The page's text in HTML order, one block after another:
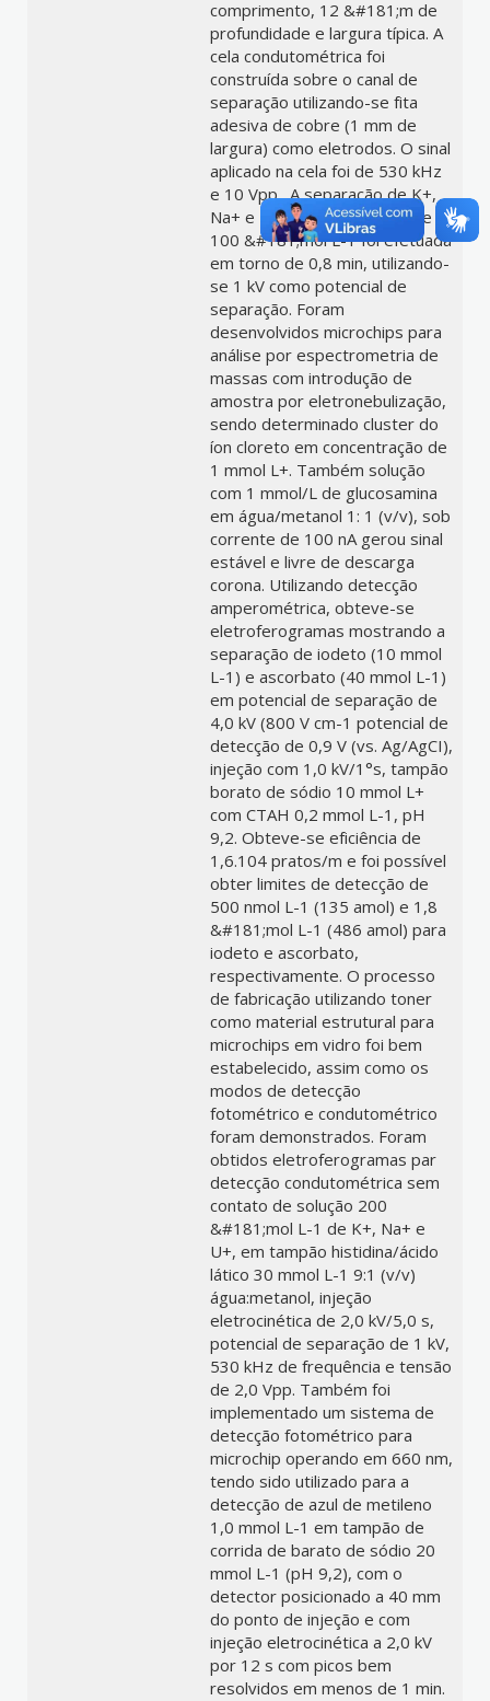
comprimento, 12 &#181;m de
profundidade e largura típica. A
cela condutométrica foi
construída sobre o canal de
separação utilizando-se fita
adesiva de cobre (1 mm de
largura) como eletrodos. O sinal
aplicado na cela foi de 530 kHz
e 10 Vpp . A separação de K+,
Na+ e Li+ na concentração de
100 &#181;mol L-1 foi efetuada
em torno de 0,8 min, utilizando-
se 1 kV como potencial de
separação. Foram
desenvolvidos microchips para
análise por espectrometria de
massas com introdução de
amostra por eletronebulização,
sendo determinado cluster do
íon cloreto em concentração de
1 mmol L+. Também solução
com 1 mmol/L de glucosamina
em água/metanol 1: 1 (v/v), sob
corrente de 100 nA gerou sinal
estável e livre de descarga
corona. Utilizando detecção
amperométrica, obteve-se
eletroferogramas mostrando a
separação de iodeto (10 mmol
L-1) e ascorbato (40 mmol L-1)
em potencial de separação de
4,0 kV (800 V cm-1 potencial de
detecção de 0,9 V (vs. Ag/AgCI),
injeção com 1,0 kV/1°s, tampão
borato de sódio 10 mmol L+
com CTAH 0,2 mmol L-1, pH
9,2. Obteve-se eficiência de
1,6.104 pratos/m e foi possível
obter limites de detecção de
500 nmol L-1 (135 amol) e 1,8
&#181;mol L-1 (486 amol) para
iodeto e ascorbato,
respectivamente. O processo
de fabricação utilizando toner
como material estrutural para
microchips em vidro foi bem
estabelecido, assim como os
modos de detecção
fotométrico e condutométrico
foram demonstrados. Foram
obtidos eletroferogramas par
detecção condutométrica sem
contato de solução 200
&#181;mol L-1 de K+, Na+ e
U+, em tampão histidina/ácido
lático 30 mmol L-1 9:1 (v/v)
água:metanol, injeção
eletrocinética de 2,0 kV/5,0 s,
potencial de separação de 1 kV,
530 kHz de frequência e tensão
de 2,0 Vpp. Também foi
implementado um sistema de
detecção fotométrico para
microchip operando em 660 nm,
tendo sido utilizado para a
detecção de azul de metileno
1,0 mmol L-1 em tampão de
corrida de barato de sódio 20
mmol L-1 (pH 9,2), com o
detector posicionado a 40 mm
do ponto de injeção e com
injeção eletrocinética a 2,0 kV
por 12 s com picos bem
resolvidos em menos de 1 min.